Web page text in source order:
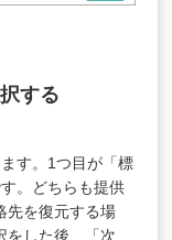
する
す。1つ目が「標
。どちらも提供
先を復元する場
をした後、「次